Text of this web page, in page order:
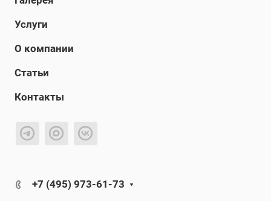
Услуги
О компании
Статьи
Контакты
+7 (495) 973-61-73